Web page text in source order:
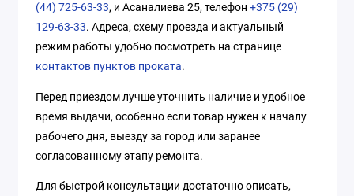
(44) 725-63-33, и Асаналиева 25, телефон +375 (29)
129-63-33. Адреса, схему проезда и актуальный
режим работы удобно посмотреть на странице
контактов пунктов проката.
Перед приездом лучше уточнить наличие и удобное
время выдачи, особенно если товар нужен к началу
рабочего дня, выезду за город или заранее
согласованному этапу ремонта.
Для быстрой консультации достаточно описать,